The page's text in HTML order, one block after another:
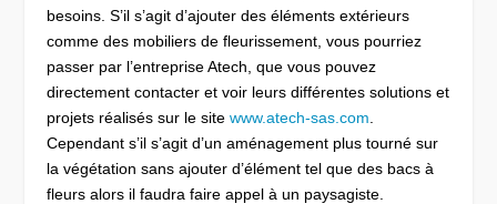
besoins. S’il s’agit d’ajouter des éléments extérieurs
comme des mobiliers de fleurissement, vous pourriez
passer par l’entreprise Atech, que vous pouvez
directement contacter et voir leurs différentes solutions et
projets réalisés sur le sitewww.atech-sas.com
Cependant s’il s’agit d’un aménagement plus tourné sur
la végétation sans ajouter d’élément tel que des bacs à
fleurs alors il faudra faire appel à un paysagiste.